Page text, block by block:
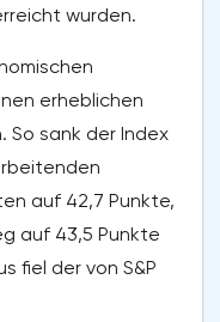
wurden.
erheblichen
So sank der Index
auf 42,7 Punkte,
auf 43,5 Punkte
fiel der von S&P